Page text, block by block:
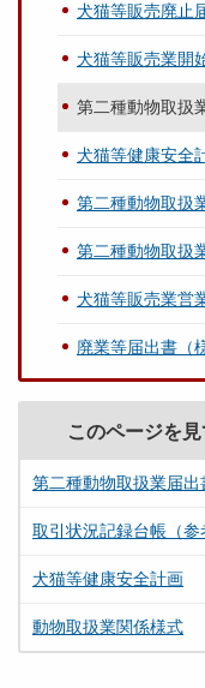
犬猫等販売廃止
犬猫等販売業開
第二種動物取扱
犬猫等健康安全
第二種動物取扱
第二種動物取扱
犬猫等販売業営
廃業等届出書（
このページを
第二種動物取扱業届出
取引状況記録台帳（参
犬猫等健康安全計画
動物取扱業関係様式